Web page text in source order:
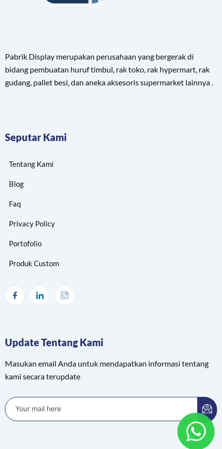
Pabrik Display merupakan perusahaan yang bergerak di
bidang pembuatan huruf timbul, rak toko, rak hypermart, rak
gudang, pallet besi, dan aneka aksesoris supermarket lainnya .
Seputar Kami
Tentang Kami
Blog
Faq
Privacy Policy
Portofolio
Produk Custom
Update Tentang Kami
Masukan email Anda untuk mendapatkan informasi tentang
kami secara terupdate